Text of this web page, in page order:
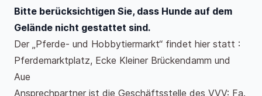
Bitte berücksichtigen Sie, dass Hunde auf dem
Gelände nicht gestattet sind.
Der „Pferde- und Hobbytiermarkt“ findet hier statt :
Pferdemarktplatz, Ecke Kleiner Brückendamm und
Aue
Ansprechpartner ist die Geschäftsstelle des VVV: Fa.